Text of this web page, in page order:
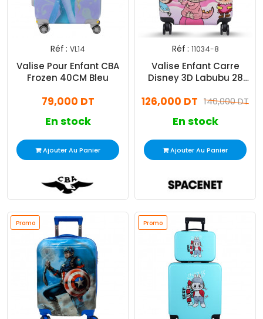
Réf : VL14
Valise Pour Enfant CBA
Frozen 40CM Bleu
79,000 DT
En stock
Ajouter Au Panier
Réf : 11034-8
Valise Enfant Carre
Disney 3D Labubu 28
140,000 DT
126,000 DT
En stock
Ajouter Au Panier
Promo Promo